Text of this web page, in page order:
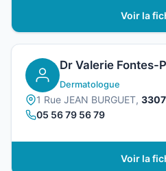
Voir la
Dr Valerie Fontes-
Dermatologue
1 Rue JEAN BURGUET,
05 56 79 56 79
Voir la